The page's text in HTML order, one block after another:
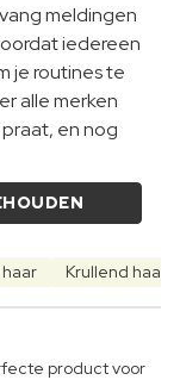
meldingen
iedereen
je routines te
alle merken
en nog
haar Krullend haar
product voor